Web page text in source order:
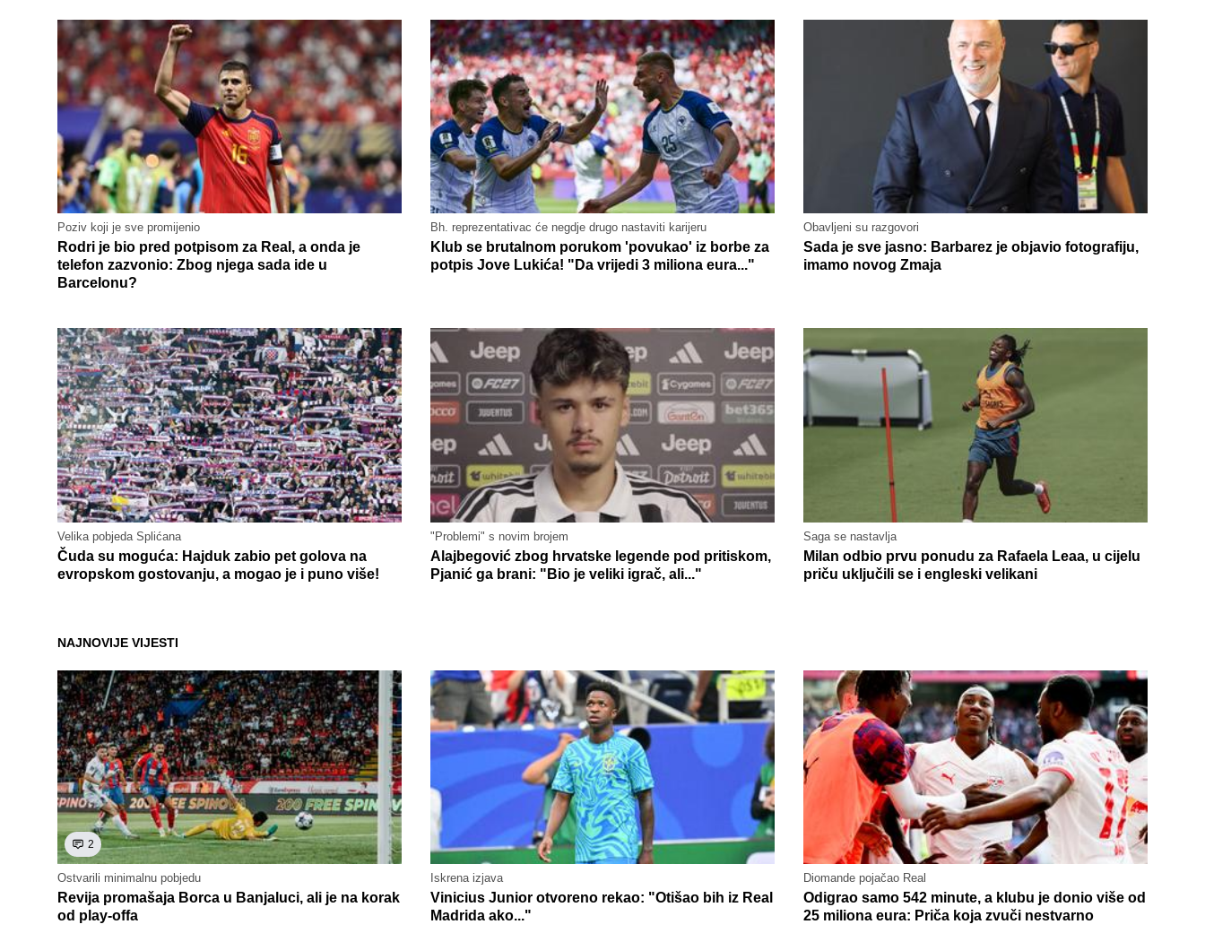
Poziv koji je sve promijenio
Rodri je bio pred potpisom za Real, a onda je
telefon zazvonio: Zbog njega sada ide u
Barcelonu?
Bh. reprezentativac će negdje drugo nastaviti karijeru
Klub se brutalnom porukom 'povukao' iz borbe za
potpis Jove Lukića! "Da vrijedi 3 miliona eura..."
Obavljeni su razgovori
Sada je sve jasno: Barbarez je objavio fotografiju,
imamo novog Zmaja
Velika pobjeda Splićana
Čuda su moguća: Hajduk zabio pet golova na
evropskom gostovanju, a mogao je i puno više!
"Problemi" s novim brojem
Alajbegović zbog hrvatske legende pod pritiskom,
Pjanić ga brani: "Bio je veliki igrač, ali..."
Saga se nastavlja
Milan odbio prvu ponudu za Rafaela Leaa, u cijelu
priču uključili se i engleski velikani
NAJNOVIJE VIJESTI
2
Ostvarili minimalnu pobjedu
Revija promašaja Borca u Banjaluci, ali je na korak
od play-offa
Iskrena izjava
Vinicius Junior otvoreno rekao: "Otišao bih iz Real
Madrida ako..."
Diomande pojačao Real
Odigrao samo 542 minute, a klubu je donio više od
25 miliona eura: Priča koja zvuči nestvarno